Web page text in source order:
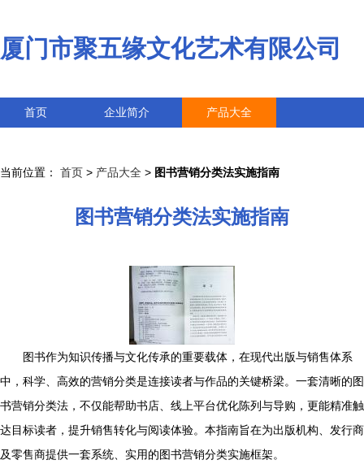
厦门市聚五缘文化艺术有限公司
首页 企业简介 产品大全
当前位置： 首页 > 产品大全 > 图书营销分类法实施指南
图书营销分类法实施指南
图书作为知识传播与文化传承的重要载体，在现代出版与销售体系
中，科学、高效的营销分类是连接读者与作品的关键桥梁。一套清晰的图
书营销分类法，不仅能帮助书店、线上平台优化陈列与导购，更能精准触
达目标读者，提升销售转化与阅读体验。本指南旨在为出版机构、发行商
及零售商提供一套系统、实用的图书营销分类实施框架。